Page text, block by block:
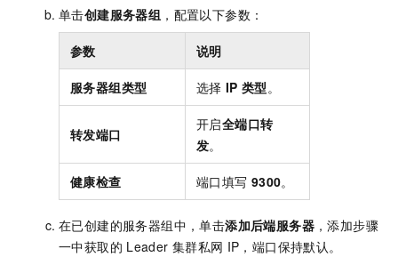
单击创建服务器组 ，配置以下参数：
参数 说明
服务器组类型 选择 IP 类型。
转发端口
开启全端口转
发。
健康检查 端口填写 9300。
在已创建的服务器组中，单击添加后端服务器 ，添加步骤
一中获取的 Leader 集群私网 IP，端口保持默认。